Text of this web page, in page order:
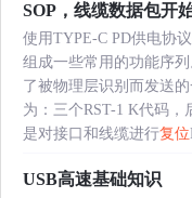
SOP，线缆数据包开
使用TYPE-C PD供电协
组成一些常用的功能序
了被物理层识别而发送
为：三个RST-1 K代码，
是对接口和线缆进行复位
USB高速基础知识